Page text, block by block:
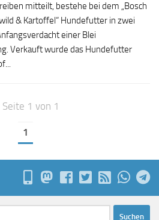
mitteilt, bestehe bei dem „Bosch
& Kartoffel“ Hundefutter in zwei
einer Blei
Verkauft wurde das Hundefutter
Seite 1 von 1
1